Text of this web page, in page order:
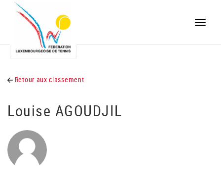
Toggle
Retour aux classement
Louise AGOUDJIL